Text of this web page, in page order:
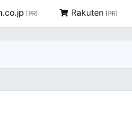
[PR] Rakuten [PR]